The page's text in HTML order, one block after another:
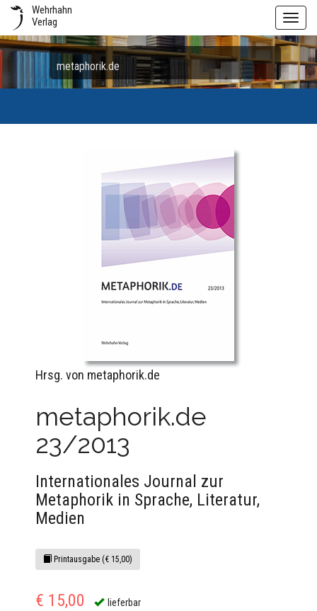
Wehrhahn
Verlag
metaphorik.de
Hrsg. von metaphorik.de
metaphorik.de
23/2013
Internationales Journal zur
Metaphorik in Sprache, Literatur,
Medien
Printausgabe (€ 15,00)
€ 15,00 lieferbar